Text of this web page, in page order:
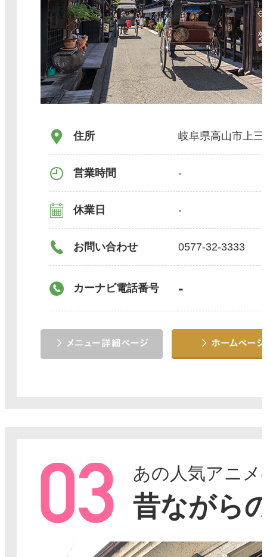
住所 岐阜県高山市上三
営業時間 -
休業日 -
お問い合わせ 0577-32-3333
カーナビ電話番号 -
あの人気アニメ
昔ながら